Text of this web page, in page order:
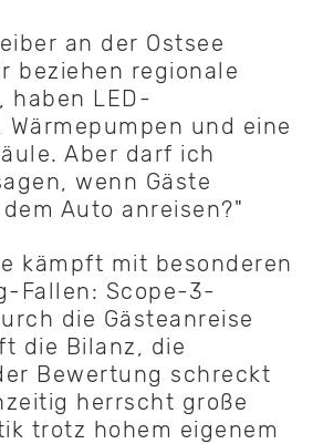
an der Ostsee
beziehen regionale
haben LED-
und eine
Aber darf ich
wenn Gäste
Auto anreisen?"
kämpft mit besonderen
Fallen: Scope-3-
die Gästeanreise
die Bilanz, die
Bewertung schreckt
herrscht große
trotz hohem eigenem